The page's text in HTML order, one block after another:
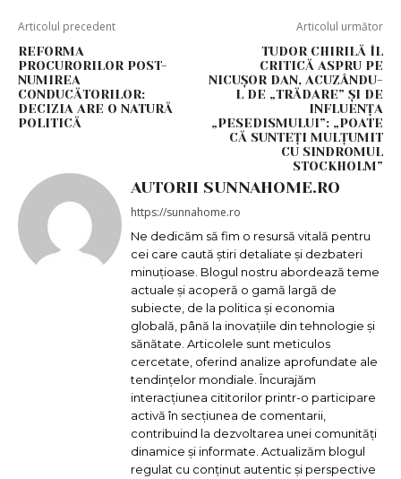
Articolul precedent
REFORMA
PROCURORILOR POST-
NUMIREA
CONDUCĂTORILOR:
DECIZIA ARE O NATURĂ
POLITICĂ
Articolul următor
TUDOR CHIRILĂ ÎL
CRITICĂ ASPRU PE
NICUȘOR DAN, ACUZÂNDU-
L DE „TRĂDARE” ȘI DE
INFLUENȚA
„PESEDISMULUI”: „POATE
CĂ SUNTEȚI MULȚUMIT
CU SINDROMUL
STOCKHOLM”
AUTORII SUNNAHOME.RO
https://sunnahome.ro
Ne dedicăm să fim o resursă vitală pentru
cei care caută știri detaliate și dezbateri
minuțioase. Blogul nostru abordează teme
actuale și acoperă o gamă largă de
subiecte, de la politica și economia
globală, până la inovațiile din tehnologie și
sănătate. Articolele sunt meticulos
cercetate, oferind analize aprofundate ale
tendințelor mondiale. Încurajăm
interacțiunea cititorilor printr-o participare
activă în secțiunea de comentarii,
contribuind la dezvoltarea unei comunități
dinamice și informate. Actualizăm blogul
regulat cu conținut autentic și perspective